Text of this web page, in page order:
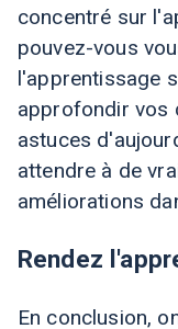
concentré sur
pouvez-vous
l'apprentissage
approfondir vos
astuces
attendre à de
améliorations
Rendez
En conclusion,